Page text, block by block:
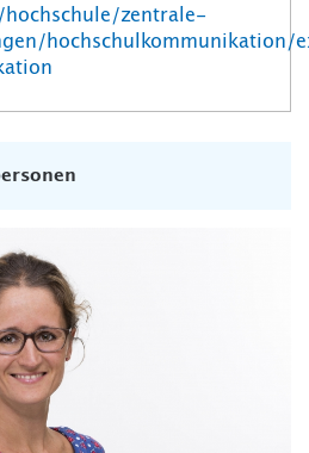
hochschule/zentrale-
hochschulkommunikation/